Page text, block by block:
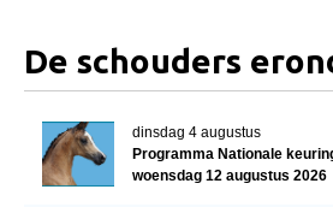
Over NRPS
Lidmaatschap NRPS
De schouders
dinsdag 4 augustus
Programma Nationale
woensdag 12 augustus 2026